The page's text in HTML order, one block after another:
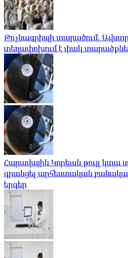
Թռչնագրիպի տարածում.
տեղափոխում է փակ
Հարավային Կորեան թույլ կտա
գրանցել արհեստական
երգեր